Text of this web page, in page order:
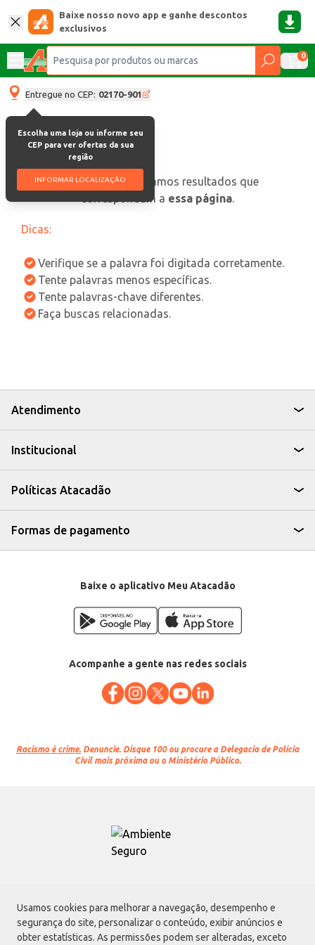
Usamos cookies para melhorar a navegação, desempenho e
segurança do site, personalizar o conteúdo, exibir anúncios e
obter estatísticas. As permissões podem ser alteradas, exceto
Baixe nosso novo app e ganhe descontos
exclusivos
0
Entregue no CEP: 02170-901
Escolha uma loja ou informe seu
CEP para ver ofertas da sua
região
INFORMAR LOCALIZAÇÃO
oops, não encontramos resultados que
correspondam a essa página.
Dicas:
Verifique se a palavra foi digitada corretamente.
Tente palavras menos específicas.
Tente palavras-chave diferentes.
Faça buscas relacionadas.
Atendimento
Institucional
Políticas Atacadão
Formas de pagamento
Baixe o aplicativo Meu Atacadão
Acompanhe a gente nas redes sociais
Racismo é crime. Denuncie. Disque 100 ou procure a Delegacia de Polícia
Civil mais próxima ou o Ministério Público.
Atacadão S.A.
Avenida Morvan Dias de Figueiredo, 6169, Vila Maria, São Paulo - SP | CEP
02170-901 | CNPJ: 75.315.333/0001-09